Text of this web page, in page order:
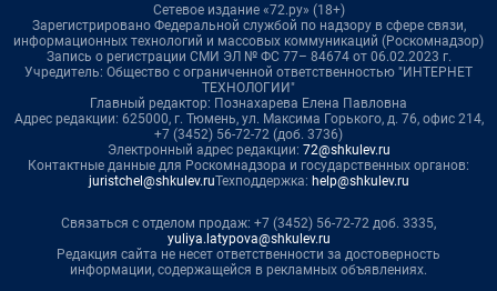
Сетевое издание «72.ру» (18+)
Зарегистрировано Федеральной службой по надзору в сфере связи,
информационных технологий и массовых коммуникаций (Роскомнадзор)
Запись о регистрации СМИ ЭЛ № ФС 77– 84674 от 06.02.2023 г.
Учредитель: Общество с ограниченной ответственностью "ИНТЕРНЕТ
ТЕХНОЛОГИИ"
Главный редактор: Познахарева Елена Павловна
Адрес редакции: 625000, г. Тюмень, ул. Максима Горького, д. 76, офис 214,
+7 (3452) 56-72-72 (доб. 3736)
Электронный адрес редакции: 72@shkulev.ru
Контактные данные для Роскомнадзора и государственных органов:
juristchel@shkulev.ruТехподдержка: help@shkulev.ru
Связаться с отделом продаж: +7 (3452) 56-72-72 доб. 3335,
yuliya.latypova@shkulev.ru
Редакция сайта не несет ответственности за достоверность
информации, содержащейся в рекламных объявлениях.